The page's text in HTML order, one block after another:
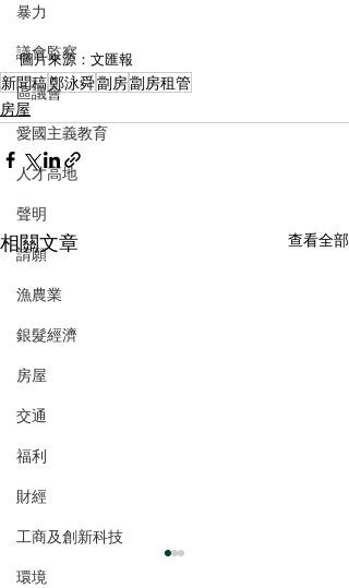
暴力
議會監察
區議會
愛國主義教育
人才高地
聲明
請願
漁農業
銀髮經濟
房屋
交通
福利
財經
工商及創新科技
環境
圖片來源：文匯報
新聞稿鄭泳舜劏房劏房租管
房屋
相關文章 查看全部